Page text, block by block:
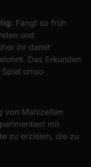
: Fangt so früh
und
ihr damit
Das Erkunden
umso
von Mahlzeiten
mit
zu erzielen, die zu